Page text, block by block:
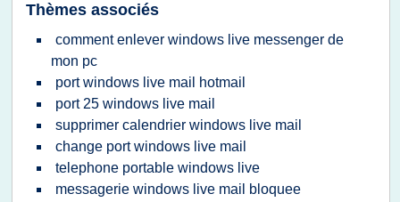
Thèmes associés
comment enlever windows live messenger de
mon pc
port windows live mail hotmail
port 25 windows live mail
supprimer calendrier windows live mail
change port windows live mail
telephone portable windows live
messagerie windows live mail bloquee